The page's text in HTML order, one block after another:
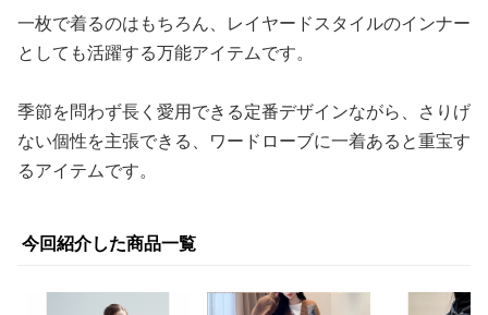
一枚で着るのはもちろん、レイヤードスタイルのインナー
としても活躍する万能アイテムです。
季節を問わず長く愛用できる定番デザインながら、さりげ
ない個性を主張できる、ワードローブに一着あると重宝す
るアイテムです。
今回紹介した商品一覧